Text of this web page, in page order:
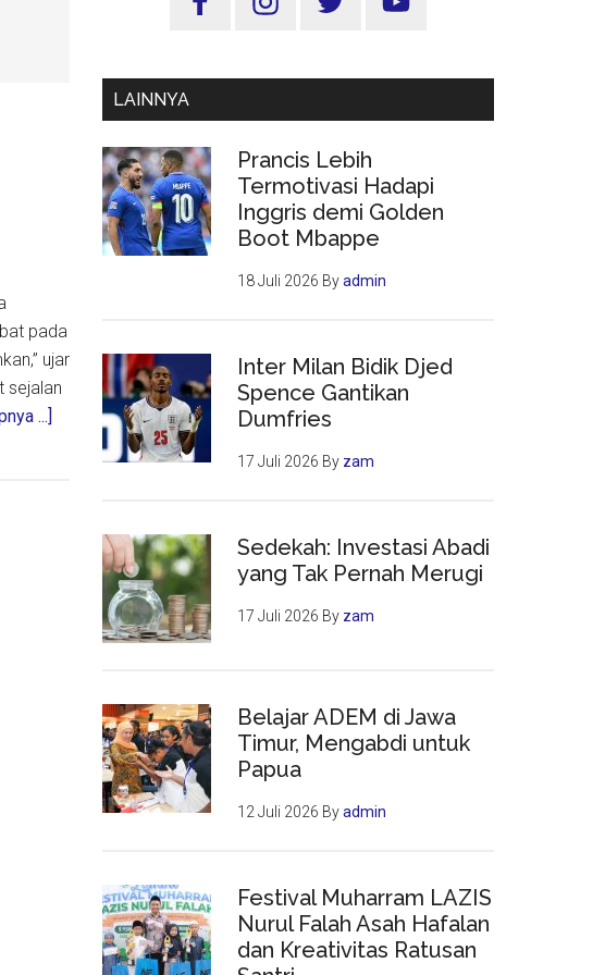
pada
ujar
sejalan
...]
Pengumuman
Lambat
Mendatang
Utama
LAINNYA
Prancis Lebih
Termotivasi Hadapi
Inggris demi Golden
Boot Mbappe
18 Juli 2026 Byadmin
Inter Milan Bidik Djed
Spence Gantikan
Dumfries
17 Juli 2026 By zam
Sedekah: Investasi Abadi
yang Tak Pernah Merugi
17 Juli 2026 By zam
Belajar ADEM di Jawa
Timur, Mengabdi untuk
Papua
12 Juli 2026 Byadmin
Festival Muharram LAZIS
Nurul Falah Asah Hafalan
dan Kreativitas Ratusan